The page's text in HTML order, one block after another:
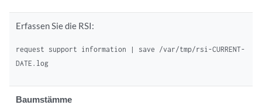
Erfassen Sie die RSI:
request support information | save /var/tmp/rsi-CURRENT-
DATE.log
Baumstämme